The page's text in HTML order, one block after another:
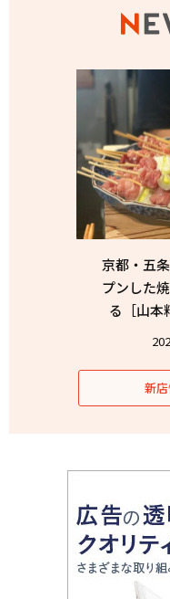
京都・五
プンした
る［山本
新